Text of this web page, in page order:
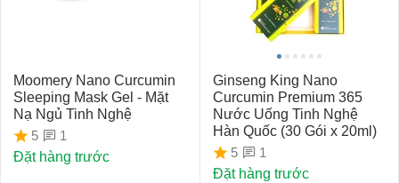
Moomery Nano Curcumin
Sleeping Mask Gel - Mặt
Nạ Ngủ Tinh Nghệ
5
1
Đặt hàng trước
Ginseng King Nano
Curcumin Premium 365
Nước Uống Tinh Nghệ
Hàn Quốc (30 Gói x 20ml)
5
1
Đặt hàng trước